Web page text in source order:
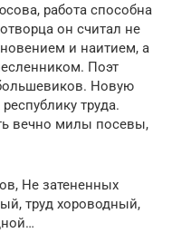
работа способна
он считал не
и наитием, а
Поэт
Новую
труда.
вечно милы посевы,
Не затененных
труд хороводный,